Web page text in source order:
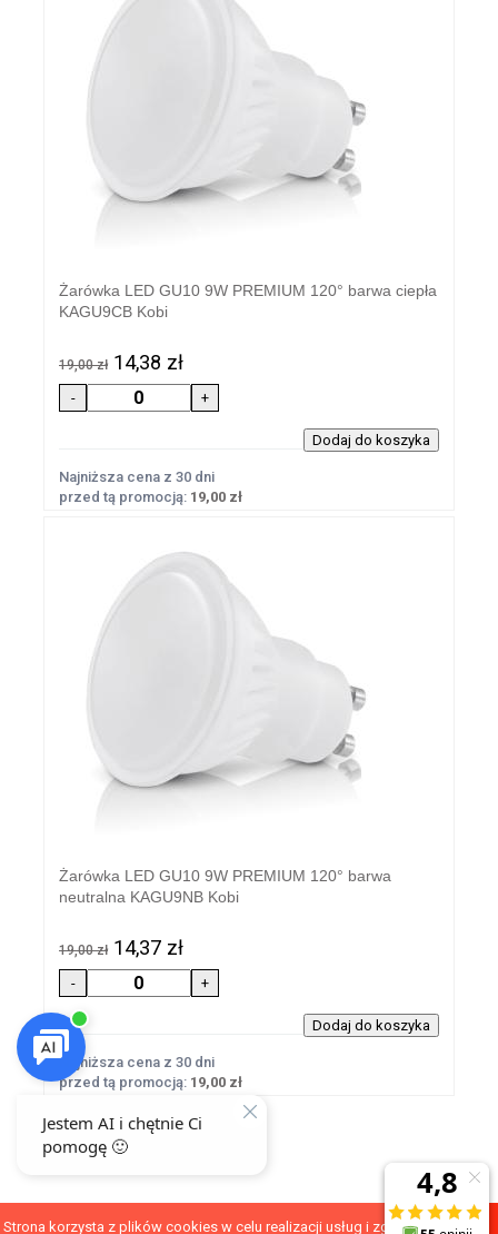
Strona korzysta z plików cookies w celu realizacji usług i zgodnie z
Żarówka LED GU10 9W PREMIUM 120° barwa ciepła
KAGU9CB Kobi
19,00 zł 14,38 zł
Najniższa cena z 30 dni
przed tą promocją: 19,00 zł
Żarówka LED GU10 9W PREMIUM 120° barwa
neutralna KAGU9NB Kobi
19,00 zł 14,37 zł
Najniższa cena z 30 dni
przed tą promocją: 19,00 zł